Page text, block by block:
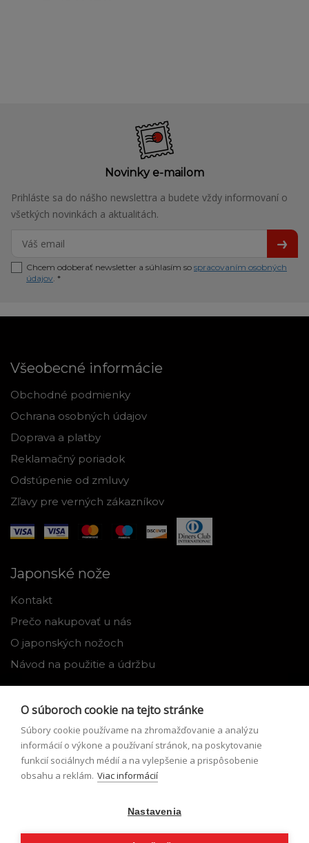
Novinky e-mailom
Prihláste sa do nášho newslettra a budete vždy informovaní o
všetkých novinkách a aktualitách.
Chcem odoberať newsletter a súhlasím so spracovaním osobných
údajov. *
Všeobecné informácie
Obchodné podmienky
Ochrana osobných údajov
Doprava a platby
Reklamačný poriadok
Odstúpenie od zmluvy
Zľavy pre verných zákazníkov
Japonské nože
Kontakt
Prečo nakupovať u nás
O japonských nožoch
Návod na použitie a údržbu
Môj profil
Zabudnuté heslo
O súboroch cookie na tejto stránke
Súbory cookie používame na zhromažďovanie a analýzu
informácií o výkone a používaní stránok, na poskytovanie
funkcií sociálnych médií a na vylepšenie a prispôsobenie
obsahu a reklám. Viac informácií
Nastavenia